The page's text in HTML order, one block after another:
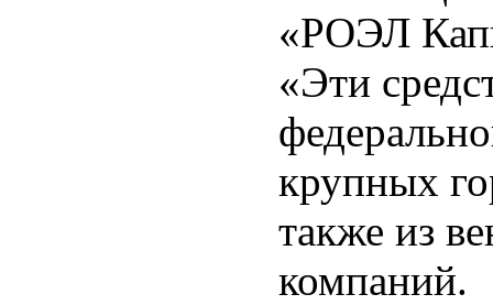
«РОЭЛ
«Эти
крупных
также из
компаний.